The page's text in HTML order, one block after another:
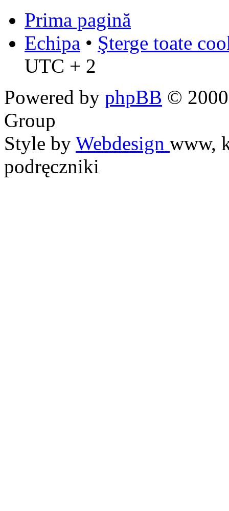
Prima pagină
Echipa • Şterge toate
UTC + 2
Powered by phpBB ©
Group
Style by Webdesign www,
podręczniki